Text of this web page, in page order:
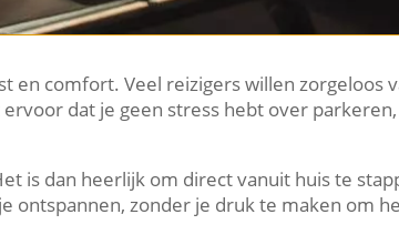
en comfort. Veel reizigers willen zorgeloos
dat je geen stress hebt over
is dan heerlijk om direct vanuit huis te
ontspannen, zonder je druk te maken om